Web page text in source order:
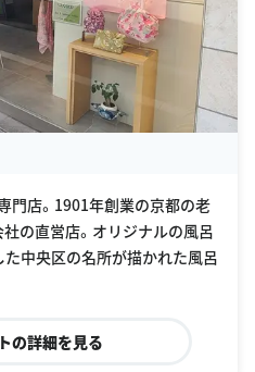
門店。1901年創業の京都の老
の直営店。オリジナルの風呂
中央区の名所が描かれた風呂
の詳細を見る